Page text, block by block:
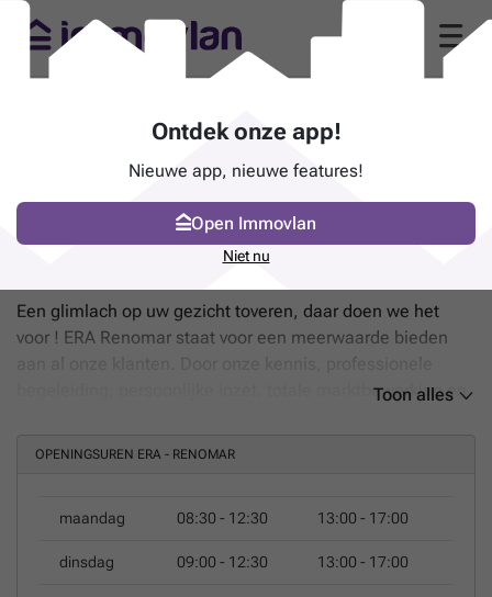
(pagina 2)
"Niemand gaat zo ver voor de verkoop
van uw woning."
Bevelsesteenweg 9 - 2560 Bevel
Een glimlach op uw gezicht toveren, daar doen we het
voor ! ERA Renomar staat voor een meerwaarde bieden
aan al onze klanten. Door onze kennis, professionele
begeleiding, persoonlijke inzet, totale marktbewerking en
wij u zeker helpen.
Toon alles
OPENINGSUREN ERA - RENOMAR
maandag 08:30 - 12:30 13:00 - 17:00
dinsdag 09:00 - 12:30 13:00 - 17:00
Ontdek onze app!
Nieuwe app, nieuwe features!
Open Immovlan
Niet nu